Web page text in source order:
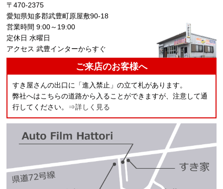
〒470-2375
愛知県知多郡武豊町原屋敷90-18
営業時間 9:00～19:00
定休日 水曜日
アクセス 武豊インターからすぐ
ご来店のお客様へ
すき屋さんの出口に「進入禁止」の立て札があります。
弊社へはこちらの道路から入ることができますが、注意して通
行してください。 ⇒詳しく見る